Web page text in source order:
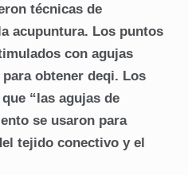
técnicas de
acupuntura. Los puntos
con agujas
obtener deqi. Los
“las agujas de
se usaron para
tejido conectivo y el